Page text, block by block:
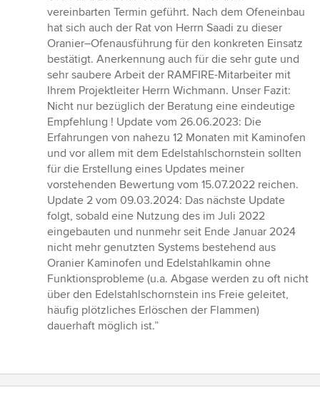
vereinbarten Termin geführt. Nach dem Ofeneinbau
hat sich auch der Rat von Herrn Saadi zu dieser
Oranier–Ofenausführung für den konkreten Einsatz
bestätigt. Anerkennung auch für die sehr gute und
sehr saubere Arbeit der RAMFIRE-Mitarbeiter mit
Ihrem Projektleiter Herrn Wichmann. Unser Fazit:
Nicht nur bezüglich der Beratung eine eindeutige
Empfehlung ! Update vom 26.06.2023: Die
Erfahrungen von nahezu 12 Monaten mit Kaminofen
und vor allem mit dem Edelstahlschornstein sollten
für die Erstellung eines Updates meiner
vorstehenden Bewertung vom 15.07.2022 reichen.
Update 2 vom 09.03.2024: Das nächste Update
folgt, sobald eine Nutzung des im Juli 2022
eingebauten und nunmehr seit Ende Januar 2024
nicht mehr genutzten Systems bestehend aus
Oranier Kaminofen und Edelstahlkamin ohne
Funktionsprobleme (u.a. Abgase werden zu oft nicht
über den Edelstahlschornstein ins Freie geleitet,
häufig plötzliches Erlöschen der Flammen)
dauerhaft möglich ist.”